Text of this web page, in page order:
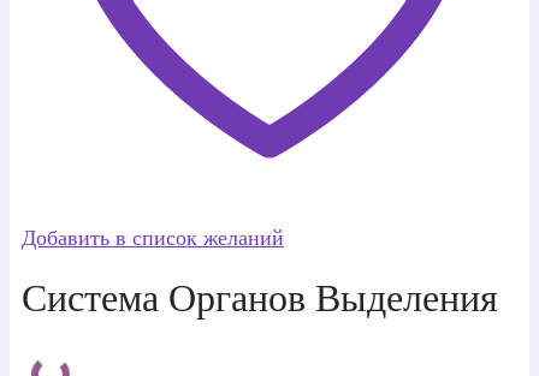
Добавить в список желаний
Система Органов Выделения